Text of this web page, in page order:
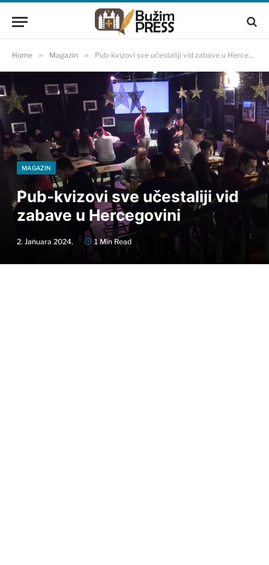
Home » Magazin » Pub-kvizovi sve učestaliji vid zabave u Hercegovini
MAGAZIN
Pub-kvizovi sve učestaliji vid
zabave u Hercegovini
2. Januara 2024. 1 Min Read